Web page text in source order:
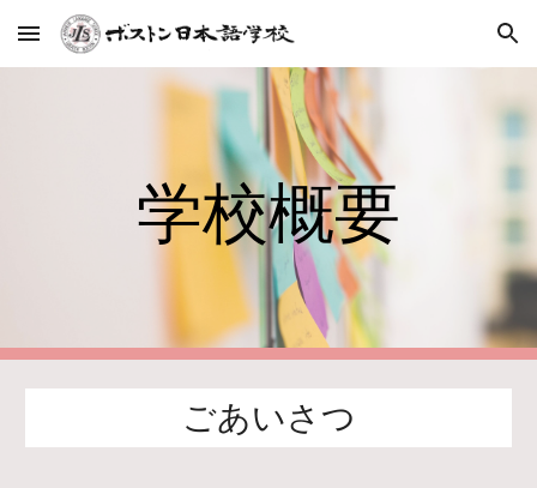
Skip to main content Skip to navigation
学校概要
ごあいさつ